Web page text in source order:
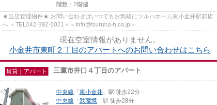
階数：2階建
★当店管理物件★ お問い合わせはいつでもお気軽にツルハホーム東小金井駅前店
へ ＜TEL042-382-6021＞＜info@tsuruha-h.co.jp＞
現在空室情報がありません。
小金井市東町２丁目のアパートへのお問い合わせはこちら
賃貸｜アパート 三鷹市井口４丁目のアパート
中央線 「 東小金井 」駅 徒歩22分
中央線 「 武蔵境 」駅 徒歩28分